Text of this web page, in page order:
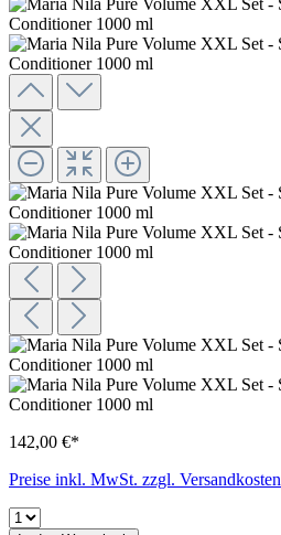
142,00 €*
Preise inkl. MwSt. zzgl. Versandkosten